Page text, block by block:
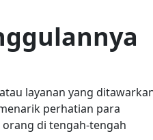
layanan yang
perhatian para
di tengah-tengah